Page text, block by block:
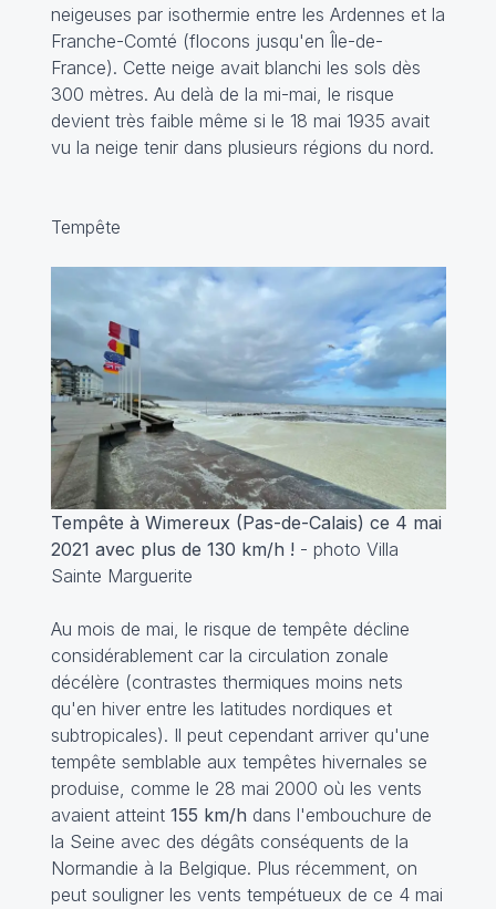
neigeuses par isothermie entre les Ardennes et la
Franche-Comté (flocons jusqu'en Île-de-
France). Cette neige avait blanchi les sols dès
300 mètres. Au delà de la mi-mai, le risque
devient très faible même si le 18 mai 1935 avait
vu la neige tenir dans plusieurs régions du nord.
Tempête
Tempête à Wimereux (Pas-de-Calais) ce 4 mai
2021 avec plus de 130 km/h ! - photo Villa
Sainte Marguerite
Au mois de mai, le risque de tempête décline
considérablement car la circulation zonale
décélère (contrastes thermiques moins nets
qu'en hiver entre les latitudes nordiques et
subtropicales). Il peut cependant arriver qu'une
tempête semblable aux tempêtes hivernales se
produise, comme le 28 mai 2000 où les vents
avaient atteint 155 km/h dans l'embouchure de
la Seine avec des dégâts conséquents de la
Normandie à la Belgique. Plus récemment, on
peut souligner les vents tempétueux de ce 4 mai